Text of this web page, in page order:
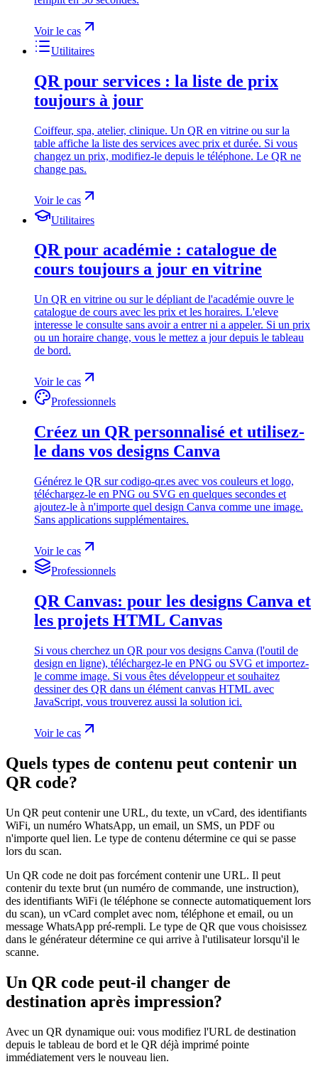
Voir le cas
Utilitaires
QR pour services : la liste de prix
toujours à jour
Coiffeur, spa, atelier, clinique. Un QR en vitrine ou sur la
table affiche la liste des services avec prix et durée. Si vous
changez un prix, modifiez-le depuis le téléphone. Le QR ne
change pas.
Voir le cas
Utilitaires
QR pour académie : catalogue de
cours toujours a jour en vitrine
Un QR en vitrine ou sur le dépliant de l'académie ouvre le
catalogue de cours avec les prix et les horaires. L'eleve
interesse le consulte sans avoir a entrer ni a appeler. Si un prix
ou un horaire change, vous le mettez a jour depuis le tableau
de bord.
Voir le cas
Professionnels
Créez un QR personnalisé et utilisez-
le dans vos designs Canva
Générez le QR sur codigo-qr.es avec vos couleurs et logo,
téléchargez-le en PNG ou SVG en quelques secondes et
ajoutez-le à n'importe quel design Canva comme une image.
Sans applications supplémentaires.
Voir le cas
Professionnels
QR Canvas: pour les designs Canva et
les projets HTML Canvas
Si vous cherchez un QR pour vos designs Canva (l'outil de
design en ligne), téléchargez-le en PNG ou SVG et importez-
le comme image. Si vous êtes développeur et souhaitez
dessiner des QR dans un élément canvas HTML avec
JavaScript, vous trouverez aussi la solution ici.
Voir le cas
Quels types de contenu peut contenir un
QR code?
Un QR peut contenir une URL, du texte, un vCard, des identifiants
WiFi, un numéro WhatsApp, un email, un SMS, un PDF ou
n'importe quel lien. Le type de contenu détermine ce qui se passe
lors du scan.
Un QR code ne doit pas forcément contenir une URL. Il peut
contenir du texte brut (un numéro de commande, une instruction),
des identifiants WiFi (le téléphone se connecte automatiquement lors
du scan), un vCard complet avec nom, téléphone et email, ou un
message WhatsApp pré-rempli. Le type de QR que vous choisissez
dans le générateur détermine ce qui arrive à l'utilisateur lorsqu'il le
scanne.
Un QR code peut-il changer de
destination après impression?
Avec un QR dynamique oui: vous modifiez l'URL de destination
depuis le tableau de bord et le QR déjà imprimé pointe
immédiatement vers le nouveau lien.